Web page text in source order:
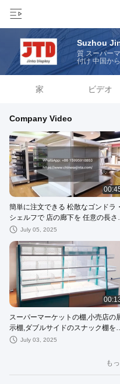
Suzhou
質 スーパー
付け 中国か
家 ビデオ
Company Video
簡単に注文できる 松散なゴンドラ・
シェルフで 店の廊下を 任意の長さ
してください!
July 05, 2025
スーパーマーケットの棚,小売店の
示棚,ダブルサイドのスナック棚を自
由に組み合わせることができます.
July 03, 2025
も